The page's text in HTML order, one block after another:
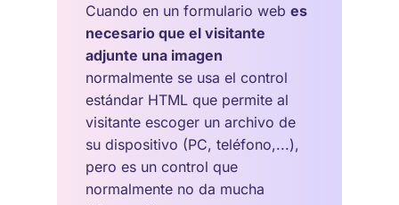
Cuando en un formulario web es
necesario que el visitante
adjunte una imagen
normalmente se usa el control
estándar HTML que permite al
visitante escoger un archivo de
su dispositivo (PC, teléfono,...),
pero es un control que
normalmente no da mucha